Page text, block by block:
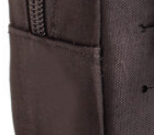
Entrar/Cadastrar
Meus Pedidos